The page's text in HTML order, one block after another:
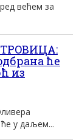
већем за
ће
из
у даљем...